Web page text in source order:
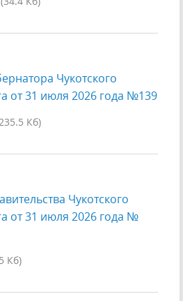
Чукотского
от 31 июля 2026 года №139
Кб)
Чукотского
от 31 июля 2026 года №
Кб)